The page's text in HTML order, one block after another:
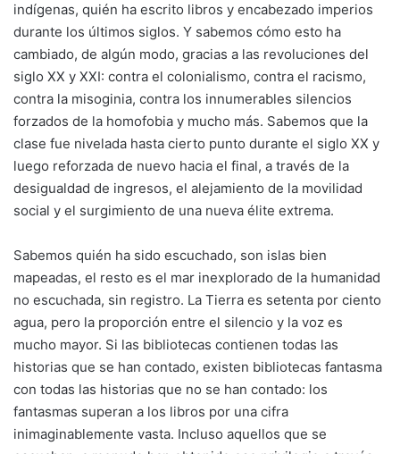
indígenas, quién ha escrito libros y encabezado imperios
durante los últimos siglos. Y sabemos cómo esto ha
cambiado, de algún modo, gracias a las revoluciones del
siglo XX y XXI: contra el colonialismo, contra el racismo,
contra la misoginia, contra los innumerables silencios
forzados de la homofobia y mucho más. Sabemos que la
clase fue nivelada hasta cierto punto durante el siglo XX y
luego reforzada de nuevo hacia el final, a través de la
desigualdad de ingresos, el alejamiento de la movilidad
social y el surgimiento de una nueva élite extrema.
Sabemos quién ha sido escuchado, son islas bien
mapeadas, el resto es el mar inexplorado de la humanidad
no escuchada, sin registro. La Tierra es setenta por ciento
agua, pero la proporción entre el silencio y la voz es
mucho mayor. Si las bibliotecas contienen todas las
historias que se han contado, existen bibliotecas fantasma
con todas las historias que no se han contado: los
fantasmas superan a los libros por una cifra
inimaginablemente vasta. Incluso aquellos que se